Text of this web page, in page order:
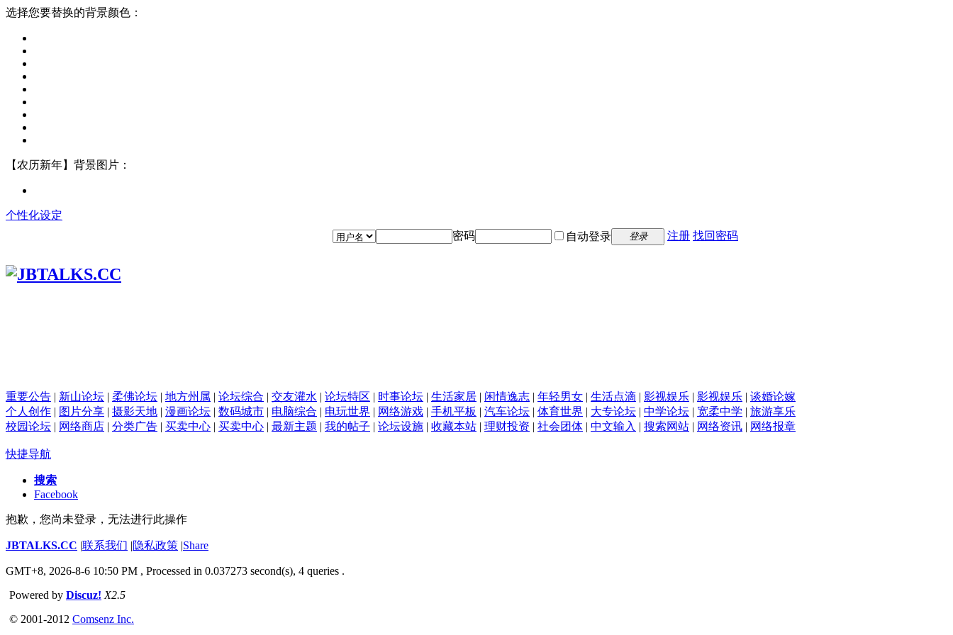
选择您要替换的背景颜色：
【农历新年】背景图片：
个性化设定
密码
自动登录 登录 注册 找回密码
重要公告 | 新山论坛 | 柔佛论坛 | 地方州属 | 论坛综合 | 交友灌水 | 论坛特区 | 时事论坛 | 生活家居 | 闲情逸志 | 年轻男女 | 生活点滴 | 影视娱乐 | 影视娱乐 | 谈婚论嫁
个人创作 | 图片分享 | 摄影天地 | 漫画论坛 | 数码城市 | 电脑综合 | 电玩世界 | 网络游戏 | 手机平板 | 汽车论坛 | 体育世界 | 大专论坛 | 中学论坛 | 宽柔中学 | 旅游享乐
校园论坛 | 网络商店 | 分类广告 | 买卖中心 | 买卖中心 | 最新主题 | 我的帖子 | 论坛设施 | 收藏本站 | 理财投资 | 社会团体 | 中文输入 | 搜索网站 | 网络资讯 | 网络报章
快捷导航
搜索
Facebook
抱歉，您尚未登录，无法进行此操作
JBTALKS.CC |联系我们 |隐私政策 |Share
GMT+8, 2026-8-6 10:50 PM , Processed in 0.037273 second(s), 4 queries .
Powered by Discuz! X2.5
© 2001-2012 Comsenz Inc.